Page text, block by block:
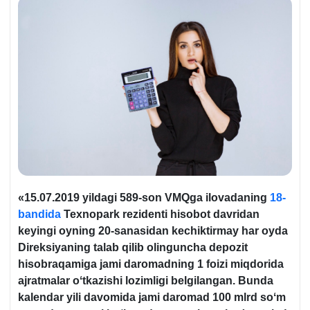
«15.07.2019 yildagi 589-son VMQga ilovadaning 18-
bandida Teхnopark rezidenti hisobot davridan
keyingi oyning 20-sanasidan kechiktirmay har oyda
Direksiyaning talab qilib olinguncha depozit
hisobraqamiga jami daromadning 1 foizi miqdorida
ajratmalar oʻtkazishi lozimligi belgilangan. Bunda
kalendar yili davomida jami daromad 100 mlrd soʻm